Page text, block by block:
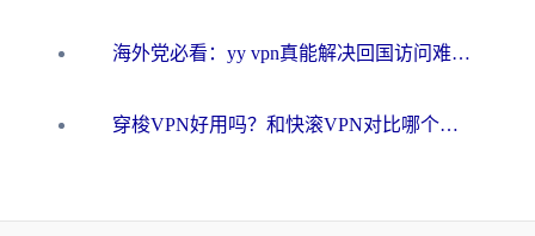
海外党必看：yy vpn真能解决回国访问难题？附云极initap测评+免费方案对比
穿梭VPN好用吗？和快滚VPN对比哪个回国效果更好？海外党选回国加速器必看指南